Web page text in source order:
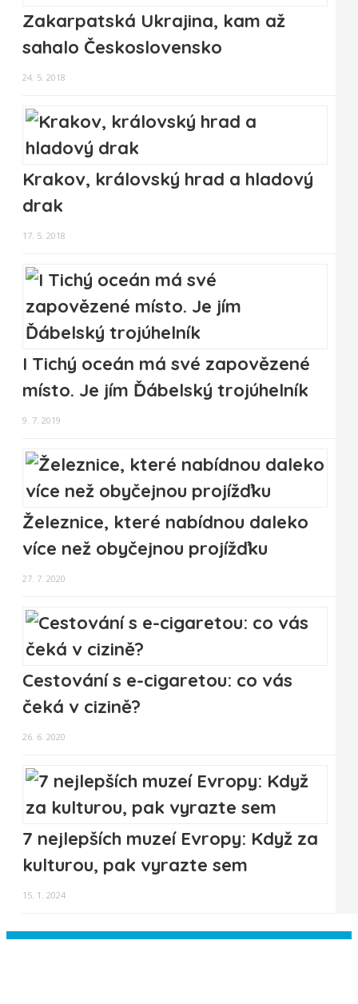
Zakarpatská Ukrajina, kam až
sahalo Československo
24. 5. 2018
Krakov, královský hrad a hladový
drak
17. 5. 2018
I Tichý oceán má své zapovězené
místo. Je jím Ďábelský trojúhelník
9. 7. 2019
Železnice, které nabídnou daleko
více než obyčejnou projížďku
27. 7. 2020
Cestování s e-cigaretou: co vás
čeká v cizině?
26. 6. 2020
7 nejlepších muzeí Evropy: Když za
kulturou, pak vyrazte sem
15. 1. 2024